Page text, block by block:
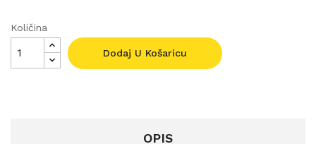
Količina
Dodaj U Košaricu
OPIS